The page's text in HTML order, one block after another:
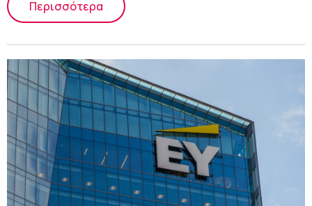
Περισσότερα